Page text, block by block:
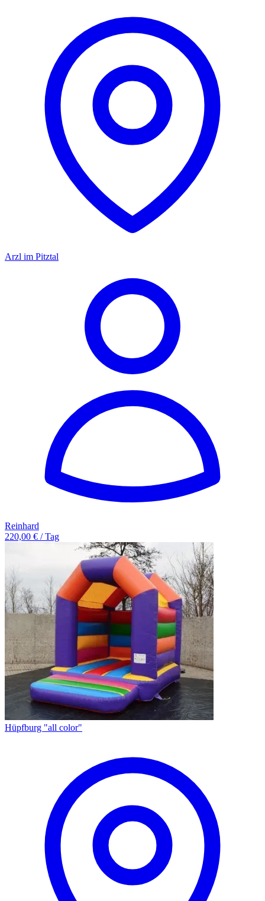
Arzl im Pitztal
Reinhard
220,00 € / Tag
Hüpfburg "all color"